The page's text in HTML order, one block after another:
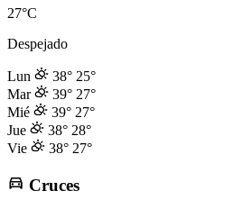
27°C
Despejado
Lun 38° 25°
Mar
39° 27°
Mié
39° 27°
Jue
38° 28°
Vie
38° 27°
Cruces